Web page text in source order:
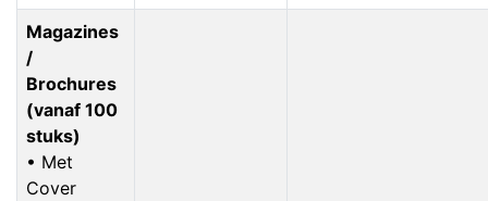
Magazines
/
Brochures
(vanaf 100
stuks)
• Met
Cover